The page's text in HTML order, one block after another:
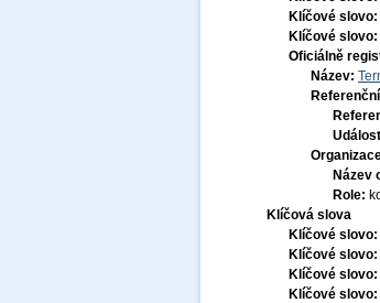
Klíčové slovo:
Klíčové slovo:
Oficiálně
Název:
Název
Role:
Klíčová slova
Klíčové slovo:
Klíčové slovo:
Klíčové slovo:
Klíčové slovo: